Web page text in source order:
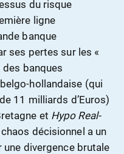
du risque
ligne
banque
ses pertes sur les «
banques
hollandaise (qui
11 milliards d’Euros)
et Hypo Real-
chaos décisionnel a un
une divergence brutale